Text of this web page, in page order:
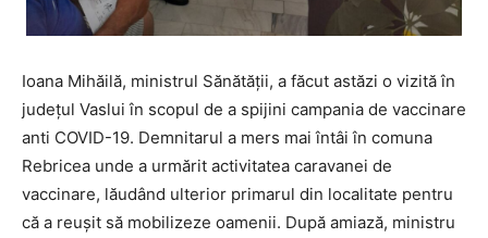
Ioana Mihăilă, ministrul Sănătății, a făcut astăzi o vizită în
județul Vaslui în scopul de a spijini campania de vaccinare
anti COVID-19. Demnitarul a mers mai întâi în comuna
Rebricea unde a urmărit activitatea caravanei de
vaccinare, lăudând ulterior primarul din localitate pentru
că a reușit să mobilizeze oamenii. După amiază, ministru